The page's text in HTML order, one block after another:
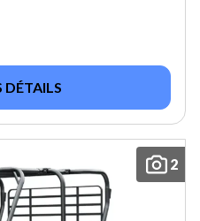
DÉTAILS
2